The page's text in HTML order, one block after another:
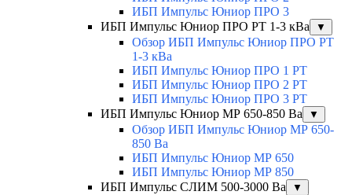
ИБП Импульс Юниор ПРО 3
ИБП Импульс Юниор ПРО РТ 1-3 кВа
▼
Обзор ИБП Импульс Юниор ПРО РТ
1-3 кВа
ИБП Импульс Юниор ПРО 1 РТ
ИБП Импульс Юниор ПРО 2 РТ
ИБП Импульс Юниор ПРО 3 РТ
ИБП Импульс Юниор МР 650-850 Ва
▼
Обзор ИБП Импульс Юниор МР 650-
850 Ва
ИБП Импульс Юниор МР 650
ИБП Импульс Юниор МР 850
ИБП Импульс СЛИМ 500-3000 Ва
▼